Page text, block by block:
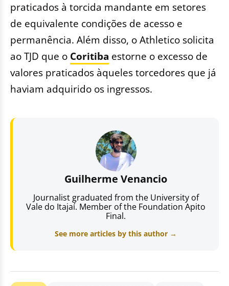
praticados à torcida mandante em setores
de equivalente condições de acesso e
permanência. Além disso, o Athletico solicita
ao TJD que o Coritiba estorne o excesso de
valores praticados àqueles torcedores que já
haviam adquirido os ingressos.
Guilherme Venancio
Journalist graduated from the University of
Vale do Itajaí. Member of the Foundation Apito
Final.
See more articles by this author →